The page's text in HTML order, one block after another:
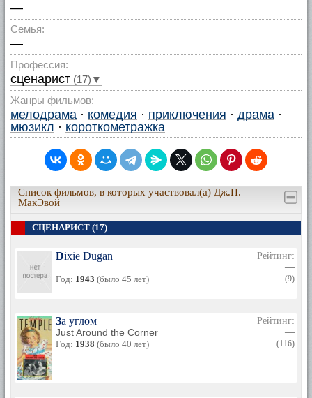
—
Семья:
—
Профессия:
сценарист (17)▼
Жанры фильмов:
мелодрама · комедия · приключения · драма ·
мюзикл · короткометражка
Список фильмов, в которых участвовал(а) Дж.П.
МакЭвой
СЦЕНАРИСТ (17)
Dixie Dugan
Год: 1943 (было 45 лет)
Рейтинг:
—
(9)
За углом
Just Around the Corner
Год: 1938 (было 40 лет)
Рейтинг:
—
(116)